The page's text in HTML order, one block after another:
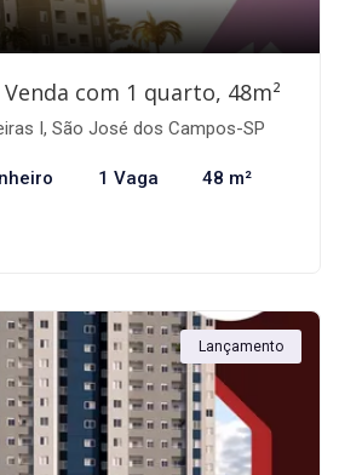
com 1 quarto, 48m²
I, São José dos Campos-SP
1 Vaga 48 m²
Lançamento